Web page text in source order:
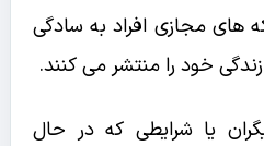
های مجازی افراد به سادگی
خود را منتشر می کنند.
یا شرایطی که در حال